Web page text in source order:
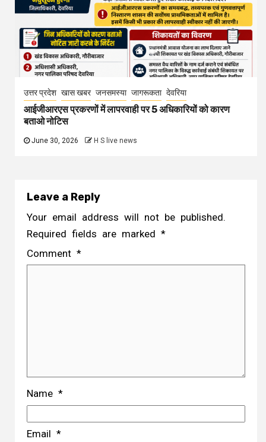
उत्तर प्रदेश खास खबर जनसमस्या जागरूकता देवरिया
आईजीआरएस प्रकरणों में लापरवाही पर 5 अधिकारियों को कारण
बताओ नोटिस
June 30, 2026 H S live news
Leave a Reply
Your email address will not be published.
Required fields are marked *
Comment *
Name *
Email *